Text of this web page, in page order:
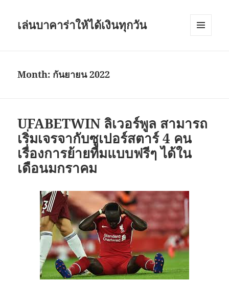
เล่นบาคาร่าให้ได้เงินทุกวัน
Month: กันยายน 2022
UFABETWIN ลิเวอร์พูล สามารถ
เริ่มเจรจากับซูเปอร์สตาร์ 4 คน
เรื่องการย้ายทีมแบบฟรีๆ ได้ใน
เดือนมกราคม